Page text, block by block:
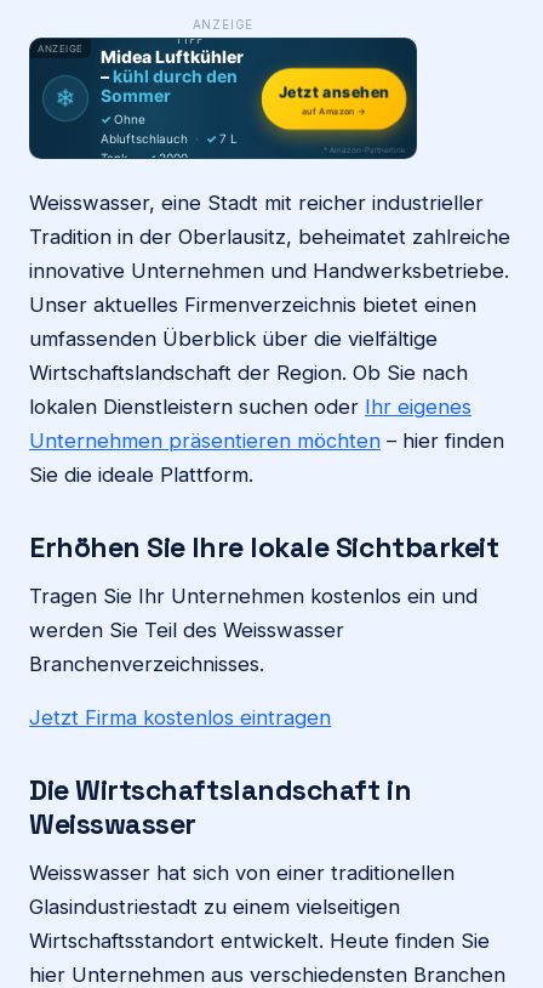
Firma eintragen
ANZEIGE
ANZEIGE
❄
PRODUKT-
TIPP
Midea Luftkühler
–kühl durch den
Sommer
✓ Ohne
Abluftschlauch · ✓ 7 L
Tank · ✓2000
Jetzt ansehen
auf Amazon →
* Amazon-Partnerlink
Weisswasser, eine Stadt mit reicher industrieller
Tradition in der Oberlausitz, beheimatet zahlreiche
innovative Unternehmen und Handwerksbetriebe.
Unser aktuelles Firmenverzeichnis bietet einen
umfassenden Überblick über die vielfältige
Wirtschaftslandschaft der Region. Ob Sie nach
lokalen Dienstleistern suchen oder Ihr eigenes
Unternehmen präsentieren möchten – hier finden
Sie die ideale Plattform.
Erhöhen Sie Ihre lokale Sichtbarkeit
Tragen Sie Ihr Unternehmen kostenlos ein und
werden Sie Teil des Weisswasser
Branchenverzeichnisses.
Jetzt Firma kostenlos eintragen
Die Wirtschaftslandschaft in
Weisswasser
Weisswasser hat sich von einer traditionellen
Glasindustriestadt zu einem vielseitigen
Wirtschaftsstandort entwickelt. Heute finden Sie
hier Unternehmen aus verschiedensten Branchen